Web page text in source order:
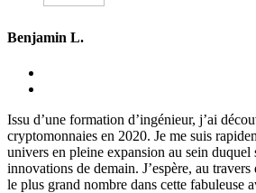
Benjamin L.
Issu d’une formation d’ingénieur, j’ai
cryptomonnaies en 2020. Je me suis
univers en pleine expansion au sein duquel
innovations de demain. J’espère, au
le plus grand nombre dans cette fabuleuse